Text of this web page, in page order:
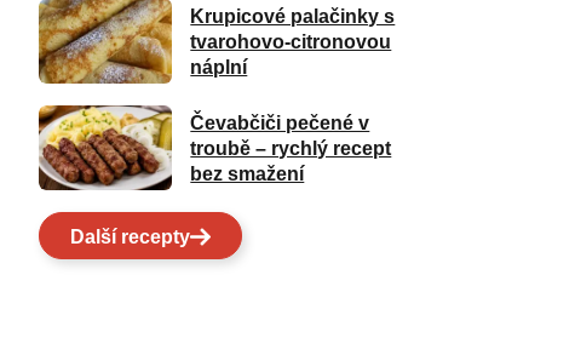
Krupicové palačinky s
tvarohovo-citronovou
náplní
Čevabčiči pečené v
troubě – rychlý recept
bez smažení
Další recepty